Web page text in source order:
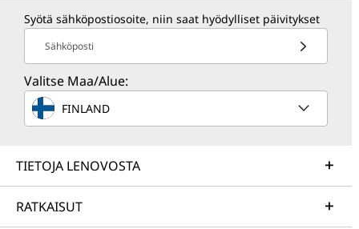
Syötä sähköpostiosoite, niin saat hyödylliset päivitykset
Sähköposti
Valitse Maa/Alue:
FINLAND
TIETOJA LENOVOSTA
RATKAISUT